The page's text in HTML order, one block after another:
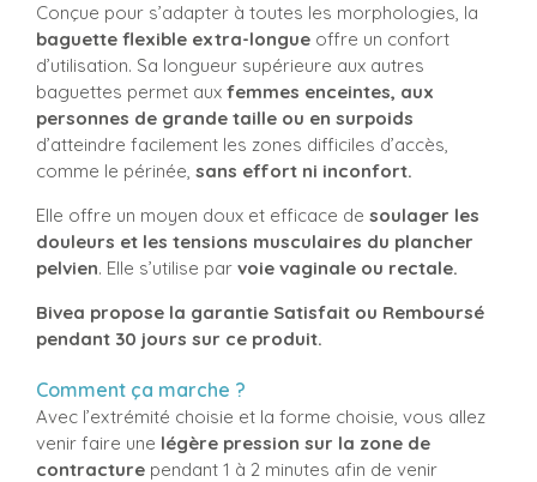
Conçue pour s’adapter à toutes les morphologies, la
baguette flexible extra-longue offre un confort
d’utilisation. Sa longueur supérieure aux autres
baguettes permet aux femmes enceintes, aux
personnes de grande taille ou en surpoids
d’atteindre facilement les zones difficiles d’accès,
comme le périnée, sans effort ni inconfort.
Elle offre un moyen doux et efficace de soulager les
douleurs et les tensions musculaires du plancher
pelvien. Elle s’utilise par voie vaginale ou rectale.
Bivea propose la garantie Satisfait ou Remboursé
pendant 30 jours sur ce produit.
Comment ça marche ?
Avec l’extrémité choisie et la forme choisie, vous allez
venir faire une légère pression sur la zone de
contracture pendant 1 à 2 minutes afin de venir